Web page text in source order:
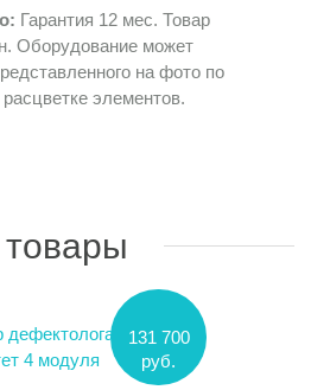
Гарантия 12 мес. Товар
Оборудование может
на фото по
элементов.
131 700
руб.